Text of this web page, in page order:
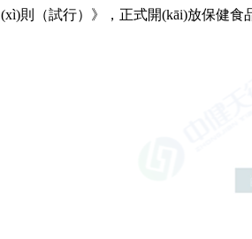
(xì)則（試行）》，正式開(kāi)放保健